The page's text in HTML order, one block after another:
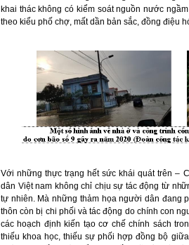
khai thác không có kiểm soát nguồn nước
theo kiểu phố chợ, mất dần bản sắc, đồng điệu
Với những thực trạng hết sức khái quát trên –
dân Việt nam không chỉ chịu sự tác động từ
tự nhiên. Mà những thảm họa người dân đang
thôn còn bị chi phối và tác động do chính con
các hoạch định kiến tạo cơ chế chính sách
thiếu khoa học, thiếu sự phối hợp đồng bộ